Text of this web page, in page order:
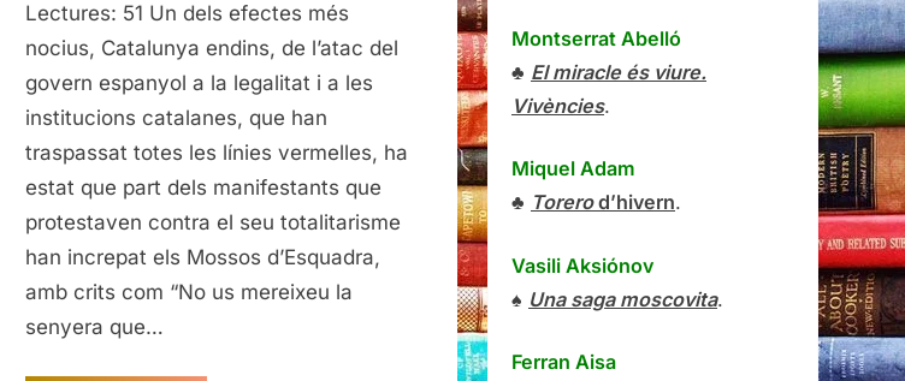
els
Mossos
d'Esquadra
Lectures: 51 Un dels efectes més
nocius, Catalunya endins, de l’atac del
govern espanyol a la legalitat i a les
institucions catalanes, que han
traspassat totes les línies vermelles, ha
estat que part dels manifestants que
protestaven contra el seu totalitarisme
han increpat els Mossos d’Esquadra,
amb crits com “No us mereixeu la
senyera que…
Montserrat Abelló
♣ El miracle és viure.
Vivències.
Miquel Adam
♣ Torerod’hivern.
Vasili Aksiónov
♠ Una saga moscovita.
Ferran Aisa